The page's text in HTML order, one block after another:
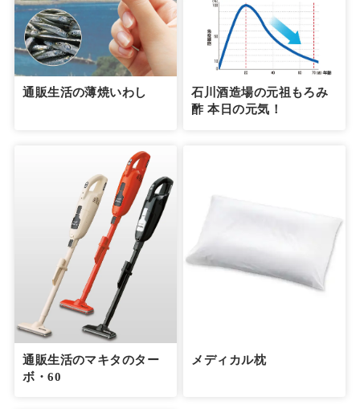
通販生活の薄焼いわし
石川酒造場の元祖もろみ
酢 本日の元気！
通販生活のマキタのター
ボ・60
メディカル枕